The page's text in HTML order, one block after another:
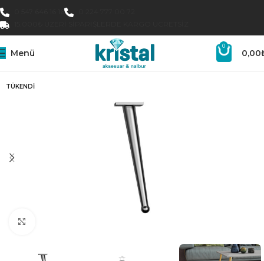
Menü
0
0,00
TÜKENDI